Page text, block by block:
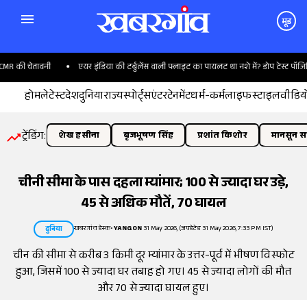
मूड
चेतावनी एयर इंडिया की टर्बुलेंस वाली फ्लाइट का पायलट था नशे में? डोप टेस्ट पॉजिटिव
होमलेटेस्टदेशदुनियाराज्यस्पोर्ट्सएंटरटेनमेंटधर्म-कर्मलाइफस्टाइल
ट्रेंडिंग: शेख हसीना बृजभूषण सिंह प्रशांत किशोर मानसून
चीनी सीमा के पास दहला म्यांमार; 100 से ज्यादा घर उड़े,
45 से अधिक मौतें, 70 घायल
दुनिया खबरगांव डेस्क•YANGON31 May 2026, (अपडेटेड 31 May 2026, 7:33 PM IST)
चीन की सीमा से करीब 3 किमी दूर म्यांमार के उत्तर-पूर्व में भीषण विस्फोट
हुआ, जिसमें 100 से ज्यादा घर तबाह हो गए। 45 से ज्यादा लोगों की मौत
और 70 से ज्यादा घायल हुए।